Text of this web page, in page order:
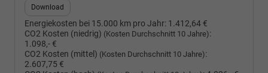
Download
Energiekosten bei 15.000 km pro Jahr: 1.412,64 €
CO2 Kosten (niedrig) (Kosten Durchschnitt 10 Jahre):
1.098,- €
CO2 Kosten (mittel) (Kosten Durchschnitt 10 Jahre):
2.607,75 €